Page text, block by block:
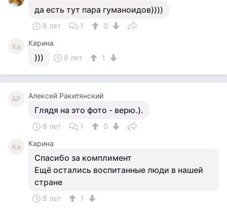
да есть тут пара гуманоидов))))
8 лет 1 0
Ка Карина
))) 8 лет 1
АР Алексей Ракитянский
Глядя на это фото - верю.).
8 лет 1 0
Ка Карина
Спасибо за комплимент
Ещё остались воспитанные люди в нашей
стране
8 лет 1